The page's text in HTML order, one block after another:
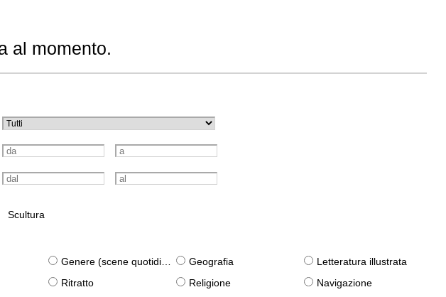
al momento.
Scultura
Genere (scene quotidiane) Geografia
Letteratura illustrata
Ritratto Religione
Navigazione